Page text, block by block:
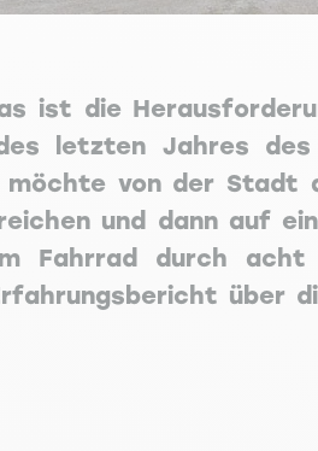
ist die
letzten Jahres des
möchte von der
und dann auf
Fahrrad durch
über